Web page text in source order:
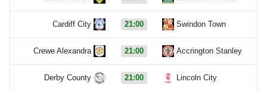
Cardiff City 21:00 Swindon Town
Crewe Alexandra 21:00 Accrington Stanley
Derby County 21:00 Lincoln City